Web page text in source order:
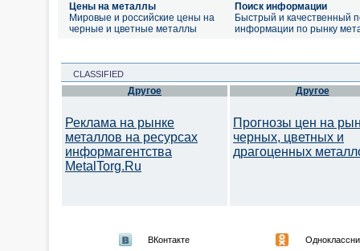
Цены на металлы
Мировые и российские цены на
черные и цветные металлы
Поиск информации
Быстрый и качественный
информации по рынку
CLASSIFIED
Другое
Реклама на рынке
металлов на ресурсах
информагентства
MetalTorg.Ru
Другое
Прогнозы цен на
черных, цветных и
драгоценных
ВКонтакте